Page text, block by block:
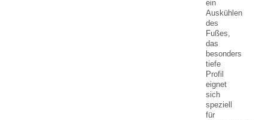
ein
Auskühlen
des
Fußes,
das
besonders
tiefe
Profil
eignet
sich
speziell
für